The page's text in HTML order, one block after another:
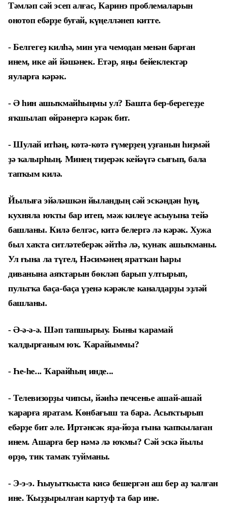
Тәмләп сәй эсеп алғас, Каринэ проблемаларын
онотоп ебәрҙе буғай, күңелләнеп китте.
- Белгегеҙ килһә, мин уға чемодан менән барған
инем, ике ай йәшәнек. Етәр, яңы бейеклектәр
яуларға кәрәк.
- Ә һин ашыҡмайһыңмы ул? Башта бер-берегеҙҙе
яҡшылап өйрәнергә кәрәк бит.
- Шулай итһәң, көтә-көтә ғүмерҙең уҙғанын һиҙмәй
ҙә ҡалырһың. Минең тиҙерәк кейәүгә сығып, бала
тапҡым килә.
Йылыға эйәләшкән йыландың сәй эскәндән һуң,
кухняла юҡты бар итеп, мәж килеүе асыуына тейә
башланы. Килә белгәс, китә белергә лә кәрәк. Хужа
был хаҡта ситләтеберәк әйтһә лә, ҡунаҡ ашыҡманы.
Ул ғына ла түгел, Нәсимәнең яратҡан һары
диванына аяҡтарын бөкләп барып ултырып,
пультҡа баҫа-баҫа үҙенә кәрәкле каналдарҙы эҙләй
башланы.
- Ә-ә-ә-ә. Шәп тапшырыу. Быны ҡарамай
ҡалдырғаным юҡ. Ҡарайыммы?
- Һе-һе... Ҡарайһың инде...
- Телевизорҙы чипсы, йәиһә печсенье ашай-ашай
ҡарарға яратам. Көнбағыш та бара. Асыҡтырып
ебәрҙе бит әле. Иртәнсәк яҙа-йоҙа ғына ҡапҡылаған
инем. Ашарға бер нәмә лә юҡмы? Сәй эскә йылы
өрҙө, тик тамаҡ туйманы.
- Э-э-э. Һыуытҡыста кисә бешергән аш бер аҙ ҡалған
ине. Ҡыҙҙырылған картуф та бар ине.